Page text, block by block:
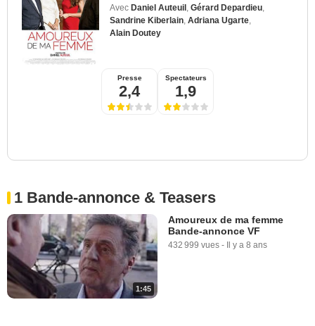
Avec Daniel Auteuil Gérard Depardieu
Sandrine Kiberlain Adriana Ugarte
Alain Doutey
Presse
2,4
Spectateurs
1,9
1 Bande-annonce & Teasers
1:45
Amoureux de ma femme
Bande-annonce VF
432 999 vues - Il y a 8 ans